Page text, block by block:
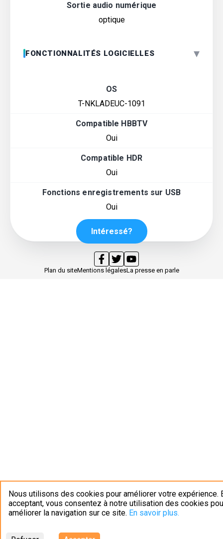
Nous utilisons des cookies pour améliorer votre expérience.
acceptant, vous consentez à notre utilisation des cookies
améliorer la navigation sur ce site. En savoir plus.
Sortie audio numérique
optique
FONCTIONNALITÉS LOGICIELLES ▾
OS
T-NKLADEUC-1091
Compatible HBBTV
Oui
Compatible HDR
Oui
Fonctions enregistrements sur USB
Oui
Intéressé?
Plan du siteMentions légalesLa presse en parle